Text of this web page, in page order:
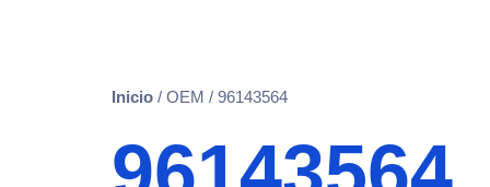
Inicio / OEM / 96143564